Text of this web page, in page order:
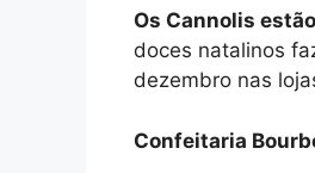
Os Cannolis
doces natalinos
dezembro nas
Confeitaria